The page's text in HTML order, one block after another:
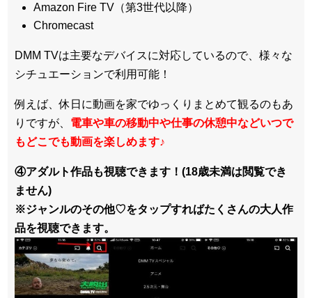
Amazon Fire TV（第3世代以降）
Chromecast
DMM TVは主要なデバイスに対応しているので、 様々な
シチュエーションで利用可能！
例えば、休日に動画を家でゆっくりまとめて観るのもあ
りですが、 電車や車の移動中や仕事の休憩中などいつで
もどこでも動画を楽しめます♪
④アダルト作品も視聴できます！(18歳未満は閲覧でき
ません)
※ジャンルのその他♡をタップすればたくさんの大人作
品を視聴できます。